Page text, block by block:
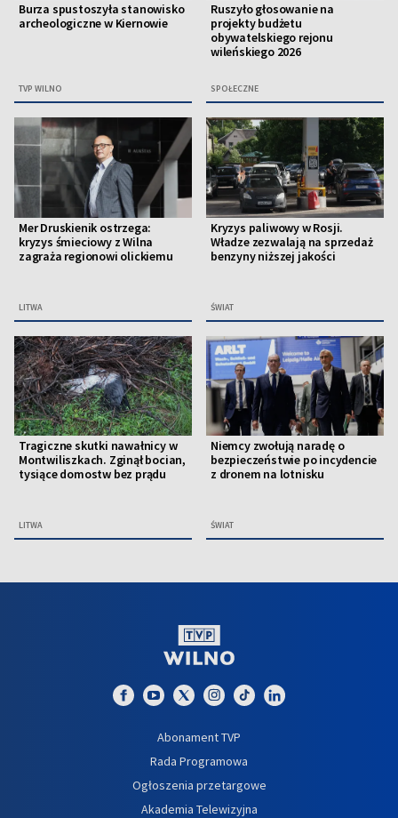
Burza spustoszyła stanowisko
archeologiczne w Kiernowie
TVP WILNO
Ruszyło głosowanie na
projekty budżetu
obywatelskiego rejonu
wileńskiego 2026
SPOŁECZNE
Mer Druskienik ostrzega:
kryzys śmieciowy z Wilna
zagraża regionowi olickiemu
LITWA
Kryzys paliwowy w Rosji.
Władze zezwalają na sprzedaż
benzyny niższej jakości
ŚWIAT
Tragiczne skutki nawałnicy w
Montwiliszkach. Zginął bocian,
tysiące domostw bez prądu
LITWA
Niemcy zwołują naradę o
bezpieczeństwie po incydencie
z dronem na lotnisku
ŚWIAT
Abonament TVP
Rada Programowa
Ogłoszenia przetargowe
Akademia Telewizyjna